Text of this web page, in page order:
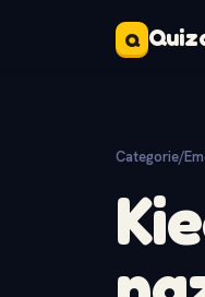
Q
Categorie/